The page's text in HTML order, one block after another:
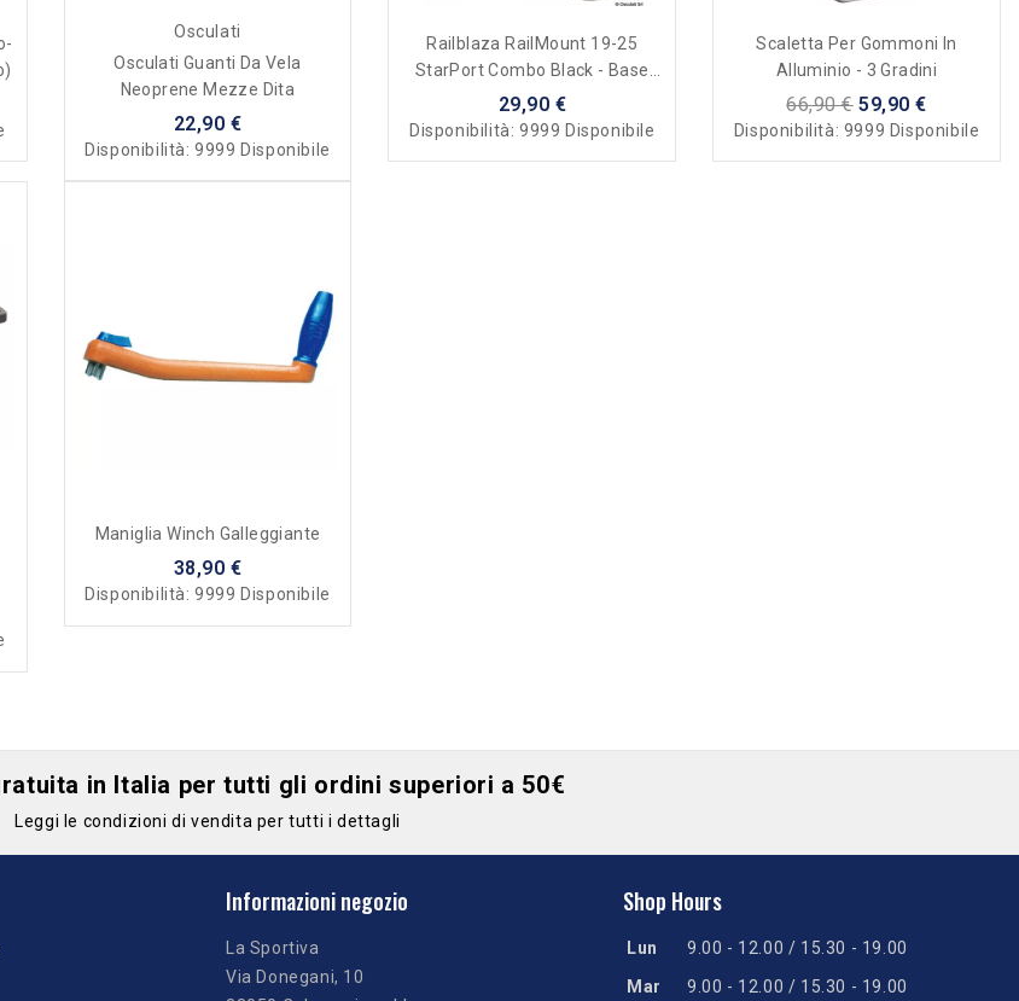
Osculati
Osculati Guanti Da Vela
Neoprene Mezze Dita
22,90 €
Disponibilità:9999 Disponibile
Railblaza RailMount 19-25
StarPort Combo Black - Base
Per Pulpito
29,90 €
Disponibilità: 9999 Disponibile
Scaletta Per Gommoni In
Alluminio - 3 Gradini
66,90 € 59,90 €
Disponibilità: 9999 Disponibile
Maniglia Winch Galleggiante
38,90 €
Disponibilità:9999 Disponibile
in Italia per tutti gli ordini superiori a 50€
Leggi le condizioni di vendita per tutti i dettagli
Informazioni negozio
La Sportiva
Via Donegani, 10
Shop Hours
Lun
9.00 - 12.00 / 15.30 - 19.00
Mar
9.00 - 12.00 / 15.30 - 19.00